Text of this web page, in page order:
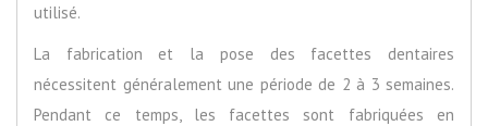
utilisé.
La fabrication et la pose des facettes dentaires
nécessitent généralement une période de 2 à 3 semaines.
Pendant ce temps, les facettes sont fabriquées en